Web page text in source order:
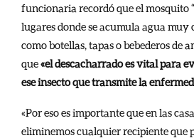
funcionaria recordó que el mosquito
lugares donde se acumula agua muy
como botellas, tapas o bebederos de
que«el descacharrado es vital para
ese insecto que transmite la
«Por eso es importante que en las
eliminemos cualquier recipiente que